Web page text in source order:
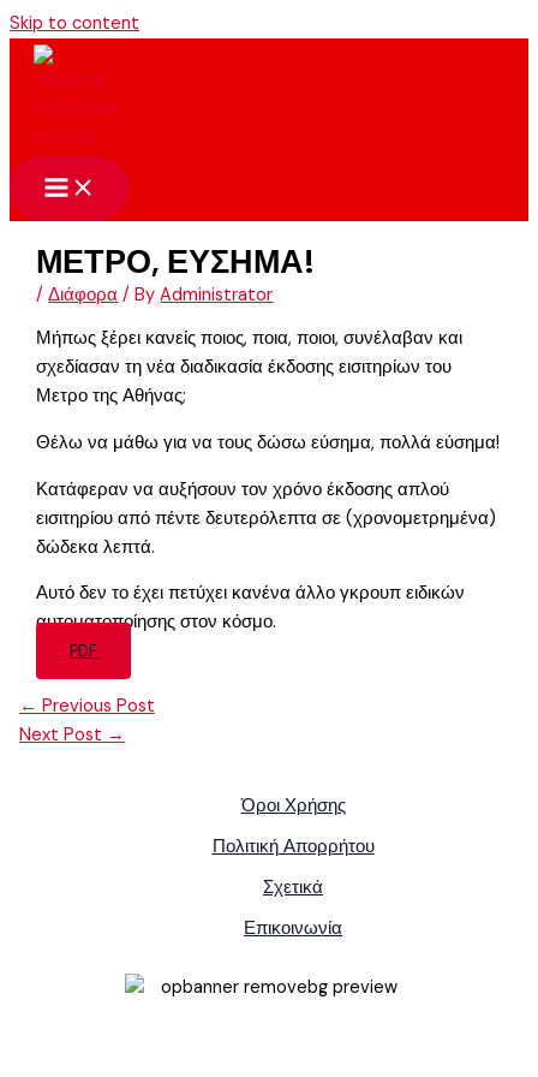
Skip to content
ΜΕΤΡΟ, ΕΥΣΗΜΑ!
/Διάφορα / ByAdministrator
Μήπως ξέρει κανείς ποιος, ποια, ποιοι, συνέλαβαν και
σχεδίασαν τη νέα διαδικασία έκδοσης εισιτηρίων του
Μετρο της Αθήνας;
Θέλω να μάθω για να τους δώσω εύσημα, πολλά εύσημα!
Κατάφεραν να αυξήσουν τον χρόνο έκδοσης απλού
εισιτηρίου από πέντε δευτερόλεπτα σε (χρονομετρημένα)
δώδεκα λεπτά.
Αυτό δεν το έχει πετύχει κανένα άλλο γκρουπ ειδικών
αυτοματοποίησης στον κόσμο.
PDF
← Previous Post
Next Post →
Όροι Χρήσης
Πολιτική Απορρήτου
Σχετικά
Επικοινωνία